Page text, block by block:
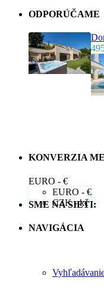
ODPORÚČAME
KONVERZIA
EURO - €
EURO - €
CZK - kč
SME NA SIETI:
NAVIGÁCIA